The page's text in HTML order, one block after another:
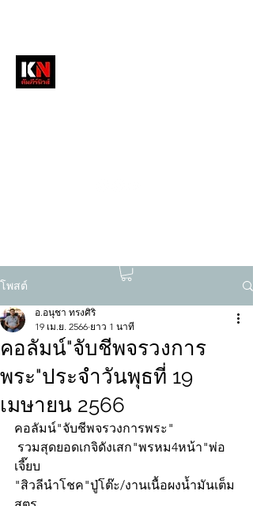
โพสต์
คอลัมน์"จับชีพจรวงการ
พระ"ประจำวันพุธที่ 19
เมษายน 2566
อ.อนุชา ทรงศิริ
19 เม.ย. 2566 ยาว 1 นาที
คอลัมน์"จับชีพจรวงการพระ"
เจี๊ยบ
"สิวลีนำโชค"ปู่โต๊ะ/งานเนื้อผงน้ำมันเต็ม